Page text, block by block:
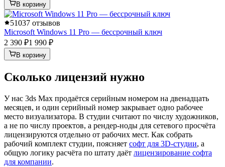
В корзину
51037 отзывов
Microsoft Windows 11 Pro — бессрочный ключ
2 390 ₽1 990 ₽
В корзину
Сколько лицензий нужно
У нас 3ds Max продаётся серийным номером на двенадцать
месяцев, и один серийный номер закрывает одно рабочее
место визуализатора. В студии считают по числу художников,
а не по числу проектов, а рендер-ноды для сетевого просчёта
лицензируются отдельно от рабочих мест. Как собрать
рабочий комплект студии, поясняет софт для 3D-студии, а
общую логику расчёта по штату даёт лицензирование софта
для компании.